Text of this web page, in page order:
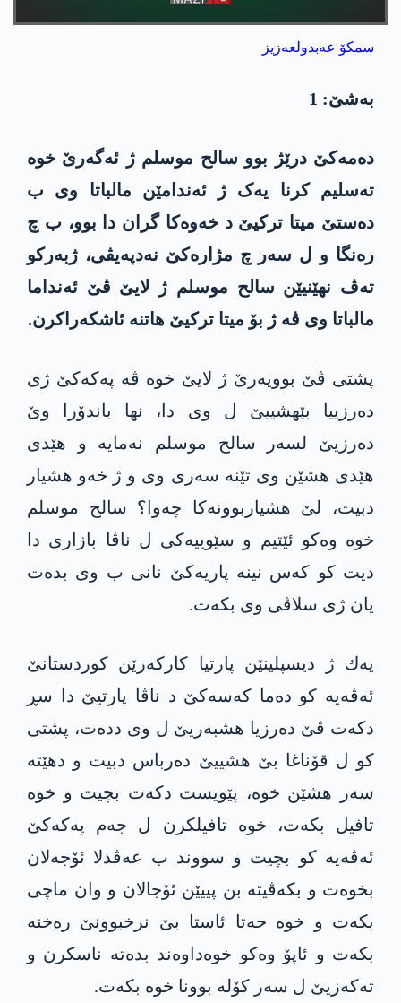
سمکۆ عەبدولعەزیز
بەشێ: 1
دەمەکێ درێژ بوو سالح موسلم ژ ئه‌گه‌رێ خوە
تەسلیم کرنا یەک ژ ئەندامێن مالباتا وی ب
دەستێ میتا ترکیێ د خەوەکا گران دا بوو، ب چ
رەنگا و ل سەر چ مژارەکێ نەدپەیڤی، ژبەرکو
تەڤ نهێنیێن سالح موسلم ژ لایێ ڤێ ئەنداما
مالباتا وی ڤە ژ بۆ میتا ترکیێ هاتنە ئاشکەراکرن.
پشتی ڤێ بوویەرێ ژ لایێ خوە ڤە پەکەکێ ژی
دەرزییا بێهشییێ ل وی دا، نها باندۆرا وێ
دەرزیێ لسه‌ر سالح موسلم نەمایە و هێدی
هێدی هشێن وی تێنە سەری وی و ژ خەو هشیار
دبیت، لێ هشیاربوونەکا چەوا؟ سالح موسلم
خوە وه‌كو ئێتیم و سێوییەکی ل ناڤا بازاری دا
دیت کو كه‌س نینە پاریه‌كێ نانی ب وی بدەت
یان ژی سلاڤی وی بکەت.
یه‌ك ژ دیسپلینێن پارتیا كاركه‌رێن كوردستانێ
ئەڤەیە کو ده‌ما كه‌سه‌كێ د ناڤا پارتیێ دا سڕ
دکەت ڤێ دەرزیا هشبەریێ ل وی ددەت، پشتى
کو ل قۆناغا بێ هشییێ ده‌رباس دبیت و دهێتە
سەر هشێن خوە، پێویست دکەت بچیت و خوە
تافیل بكه‌ت، خوە تافیلکرن ل جەم پەکەکێ
ئه‌ڤه‌یە کو بچیت و سووند ب عەڤدلا ئۆجەلان
بخوەت و بکەڤیتە بن پییێن ئۆجالان و وان ماچی
بکەت و خوە حەتا ئاستا بێ نرخبوونێ رەخنە
بکەت و ئاپۆ وەکو خوەداوەند بدەتە ناسکرن و
تەکەزیێ ل سەر کۆلە بوونا خوە بکەت.